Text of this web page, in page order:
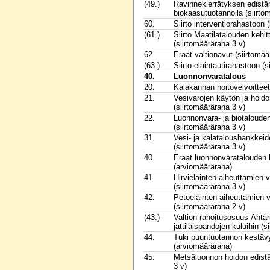
(49.)
Ravinnekierrätyksen
biokaasutuotannolla
60.
Siirto interventiorahastoon
(61.)
Siirto Maatilatalouden
(siirtomääräraha 3 v)
62.
Eräät valtionavut
(63.)
Siirto eläintautirahastoon
40.
Luonnonvaratalous
20.
Kalakannan
21.
Vesivarojen käytön ja
(siirtomääräraha 3 v)
22.
Luonnonvara- ja
(siirtomääräraha 3 v)
31.
Vesi- ja
(siirtomääräraha 3 v)
40.
Eräät luonnonvaratalouden
(arviomääräraha)
41.
Hirvieläinten aiheuttamien
(siirtomääräraha 3 v)
42.
Petoeläinten aiheuttamien
(siirtomääräraha 2 v)
(43.)
Valtion rahoitusosuus
jättiläispandojen kuluihin
44.
Tuki puuntuotannon
(arviomääräraha)
45.
Metsäluonnon hoidon
3 v)